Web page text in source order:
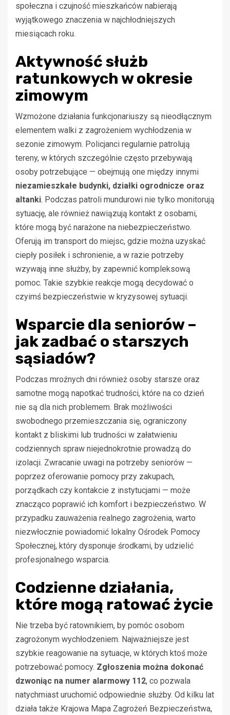
społeczna i czujność mieszkańców nabierają
wyjątkowego znaczenia w najchłodniejszych
miesiącach roku.
Aktywność służb
ratunkowych w okresie
zimowym
Wzmożone działania funkcjonariuszy są nieodłącznym
elementem walki z zagrożeniem wychłodzenia w
sezonie zimowym. Policjanci regularnie patrolują
tereny, w których szczególnie często przebywają
osoby potrzebujące — obejmują one między innymi
niezamieszkałe budynki, działki ogrodnicze oraz
altanki. Podczas patroli mundurowi nie tylko monitorują
sytuację, ale również nawiązują kontakt z osobami,
które mogą być narażone na niebezpieczeństwo.
Oferują im transport do miejsc, gdzie można uzyskać
ciepły posiłek i schronienie, a w razie potrzeby
wzywają inne służby, by zapewnić kompleksową
pomoc. Takie szybkie reakcje mogą decydować o
czyimś bezpieczeństwie w kryzysowej sytuacji.
Wsparcie dla seniorów –
jak zadbać o starszych
sąsiadów?
Podczas mroźnych dni również osoby starsze oraz
samotne mogą napotkać trudności, które na co dzień
nie są dla nich problemem. Brak możliwości
swobodnego przemieszczania się, ograniczony
kontakt z bliskimi lub trudności w załatwieniu
codziennych spraw niejednokrotnie prowadzą do
izolacji. Zwracanie uwagi na potrzeby seniorów —
poprzez oferowanie pomocy przy zakupach,
porządkach czy kontakcie z instytucjami — może
znacząco poprawić ich komfort i bezpieczeństwo. W
przypadku zauważenia realnego zagrożenia, warto
niezwłocznie powiadomić lokalny Ośrodek Pomocy
Społecznej, który dysponuje środkami, by udzielić
profesjonalnego wsparcia.
Codzienne działania,
które mogą ratować życie
Nie trzeba być ratownikiem, by pomóc osobom
zagrożonym wychłodzeniem. Najważniejsze jest
szybkie reagowanie na sytuacje, w których ktoś może
potrzebować pomocy. Zgłoszenia można dokonać
dzwoniąc na numer alarmowy 112, co pozwala
natychmiast uruchomić odpowiednie służby. Od kilku lat
działa także Krajowa Mapa Zagrożeń Bezpieczeństwa,